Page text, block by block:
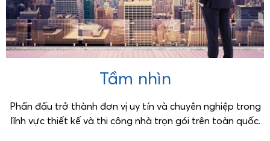
Tầm nhìn
Phấn đấu trở thành đơn vị uy tín và chuyên nghiệp trong
lĩnh vực thiết kế và thi công nhà trọn gói trên toàn quốc.